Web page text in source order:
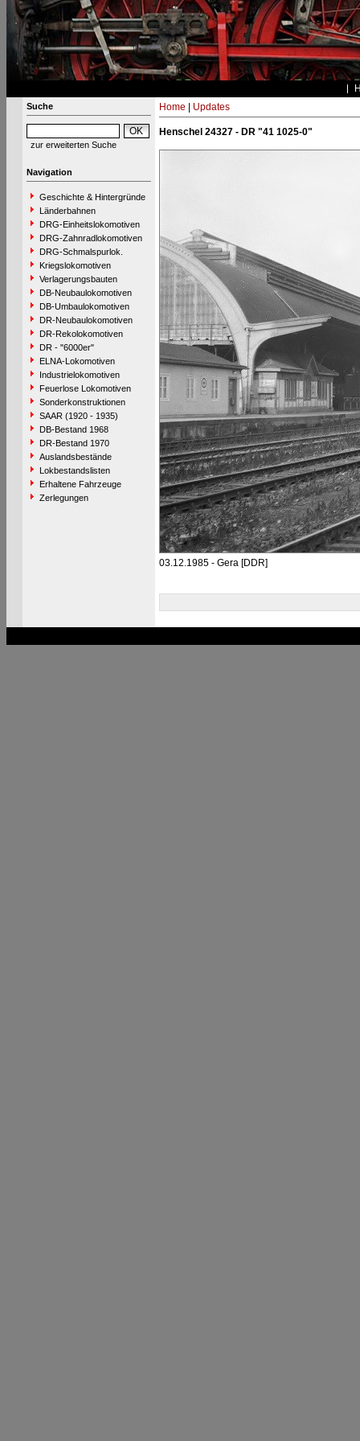
Suche
zur erweiterten Suche
Navigation
Geschichte & Hintergründe
Länderbahnen
DRG-Einheitslokomotiven
DRG-Zahnradlokomotiven
DRG-Schmalspurlok.
Kriegslokomotiven
Verlagerungsbauten
DB-Neubaulokomotiven
DB-Umbaulokomotiven
DR-Neubaulokomotiven
DR-Rekolokomotiven
DR - "6000er"
ELNA-Lokomotiven
Industrielokomotiven
Feuerlose Lokomotiven
Sonderkonstruktionen
SAAR (1920 - 1935)
DB-Bestand 1968
DR-Bestand 1970
Auslandsbestände
Lokbestandslisten
Erhaltene Fahrzeuge
Zerlegungen
Home Updates
Henschel 24327 - DR "41 1025-0"
03.12.1985 - Gera [DDR]